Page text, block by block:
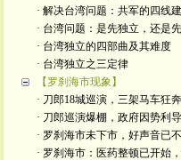
· 解决台湾问题：共军的四线
· 台湾问题：是先独立，还是
· 台湾独立的四部曲及其难度
· 台湾独立之三定律
【罗刹海市现象】
· 刀郎18城巡演，三架马车狂奔
· 刀郎巡演爆棚，政府因势利导
· 罗刹海市未下市，好声音已
· 罗刹海市：医药整顿已开始